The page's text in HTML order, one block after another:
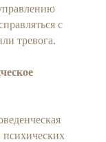
с
тревога.